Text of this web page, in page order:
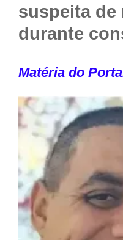
suspeita de
durante
Matéria do